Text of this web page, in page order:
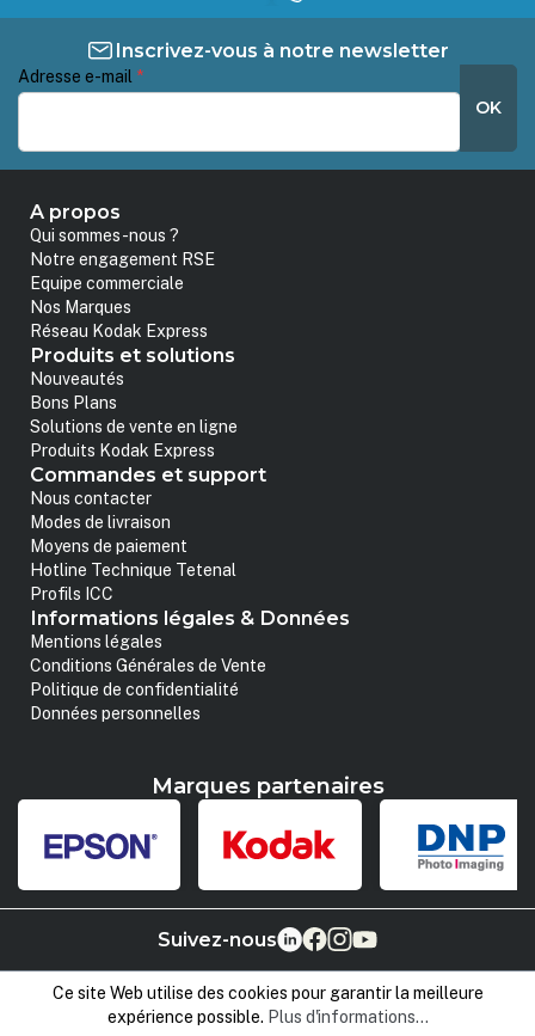
Inscrivez-vous à notre newsletter
Adresse e-mail *
OK
A propos
Qui sommes-nous ?
Notre engagement RSE
Equipe commerciale
Nos Marques
Réseau Kodak Express
Produits et solutions
Nouveautés
Bons Plans
Solutions de vente en ligne
Produits Kodak Express
Commandes et support
Nous contacter
Modes de livraison
Moyens de paiement
Hotline Technique Tetenal
Profils ICC
Informations légales & Données
Mentions légales
Conditions Générales de Vente
Politique de confidentialité
Données personnelles
Marques partenaires
Suivez-nous
Ce site Web utilise des cookies pour garantir la meilleure
expérience possible. Plus d'informations...